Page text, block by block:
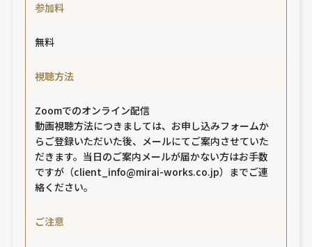
参加料
無料
視聴方法
Zoomでのオンライン配信
動画視聴方法につきましては、お申し込みフォームか
らご登録いただいた後、メールにてご案内させていた
だきます。当日のご案内メールが届かない方はお手数
ですが（client_info@mirai-works.co.jp）までご連
絡ください。
ご注意